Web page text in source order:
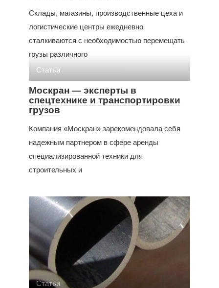
Склады, магазины, производственные цеха и
логистические центры ежедневно
сталкиваются с необходимостью перемещать
грузы различного
Статьи
Москран — эксперты в
спецтехнике и транспортировки
грузов
Компания «Москран» зарекомендовала себя
надежным партнером в сфере аренды
специализированной техники для
строительных и
Статьи